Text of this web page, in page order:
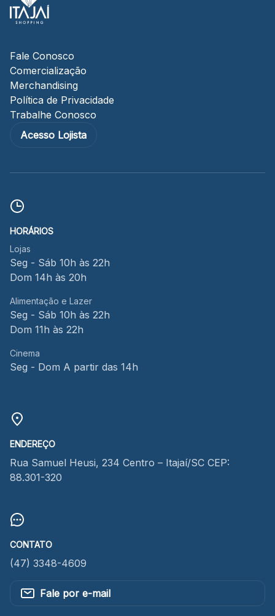
Fale Conosco
Comercialização
Merchandising
Política de Privacidade
Trabalhe Conosco
Acesso Lojista
HORÁRIOS
Lojas
Seg - Sáb 10h às 22h
Dom 14h às 20h
Alimentação e Lazer
Seg - Sáb 10h às 22h
Dom 11h às 22h
Cinema
Seg - Dom A partir das 14h
ENDEREÇO
Rua Samuel Heusi, 234 Centro – Itajaí/SC CEP:
88.301-320
CONTATO
(47) 3348-4609
Fale por e-mail